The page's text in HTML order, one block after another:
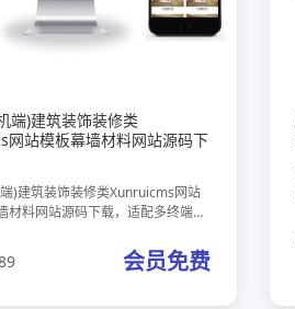
端)建筑装饰装修类
站模板幕墙材料网站源码下
)建筑装饰装修类Xunruicms网站
材料网站源码下载，适配多终端浏
服务，快速搭建覆盖PC与移动端的
会员免费